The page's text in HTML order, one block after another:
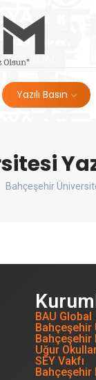
Yazılı Basın
Bahçeşehir
BAU Global
Bahçeşehir
Bahçeşehir
Uğur
SEY Vakfı
Bahçeşehir